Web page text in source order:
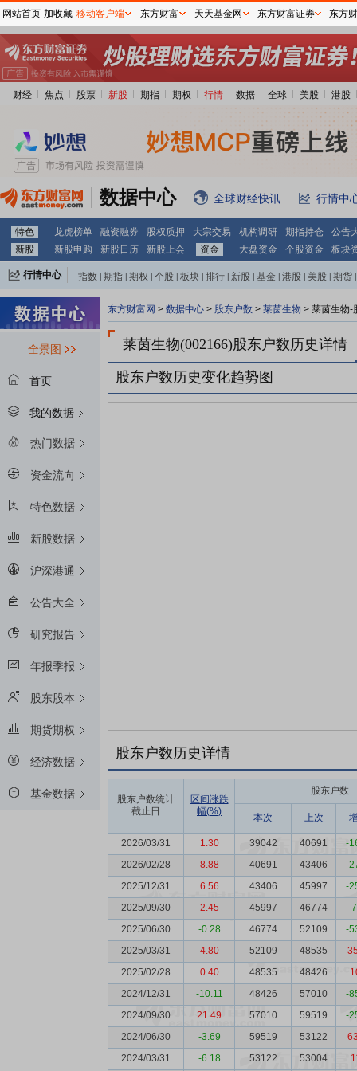
财经 焦点 股票 新股 期指 期权 行情 数据 全球 美股 港股
数据中心 全球财经快讯 行情中
特色 龙虎榜单 融资融券 股权质押 大宗交易 机构调研 期指持仓
公告
新股
新股申购 新股日历 新股上会 资金 大盘资金 个股资金 板块
行情中心 指数 期指 期权 个股 板块 排行 新股 基金 港股 美股 期货
全景图
首页
我的数据
热门数据
资金流向
特色数据
新股数据
沪深港通
公告大全
研究报告
年报季报
股东股本
期货期权
经济数据
基金数据
东方财富网 > 数据中心 > 股东户数 > 莱茵生物 > 莱茵生物-
莱茵生物(002166)股东户数历史详情
股东户数历史变化趋势图
股东户数历史详情
股东户数统计
截止日
区间涨跌
幅(%)
股东户数
本次 上次
2026/03/31 1.30 39042 40691
-
2026/02/28
8.88 40691 43406
-
2025/12/31
6.56 43406 45997
-
2025/09/30
2.45 45997 46774
-
2025/06/30
-0.28 46774 52109
-
2025/03/31
4.80 52109 48535
2025/02/28
0.40 48535 48426
2024/12/31
-10.11 48426 57010
-
2024/09/30
21.49 57010 59519
-
2024/06/30
-3.69 59519 53122
2024/03/31
-6.18 53122 53004
网站首页 加收藏 移动客户端 东方财富 天天基金网 东方财富证券 东方